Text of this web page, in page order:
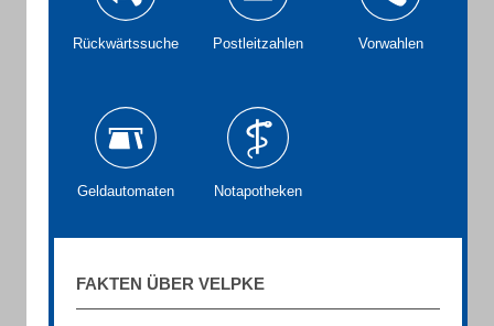
Rückwärtssuche Postleitzahlen Vorwahlen
Geldautomaten Notapotheken
FAKTEN ÜBER VELPKE